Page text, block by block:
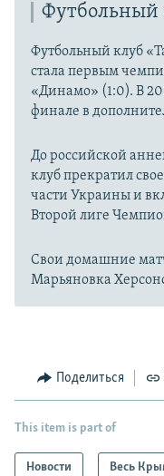
Футбольный
Футбольный клуб
стала первым
«Динамо» (1:0). В
финале в
До российской
клуб прекратил
части Украины и
Второй лиге
Свои домашние
Марьяновка
Поделиться
This item is part of
Новости Весь